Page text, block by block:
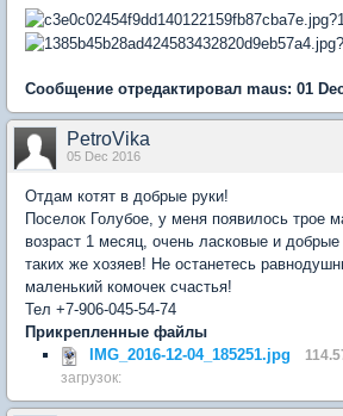
Сообщение отредактировал maus: 01
PetroVika
05 Dec 2016
Отдам котят в добрые руки!
Поселок Голубое, у меня появилось трое
возраст 1 месяц, очень ласковые и
таких же хозяев! Не останетесь
маленький комочек счастья!
Тел +7-906-045-54-74
Прикрепленные файлы
IMG_2016-12-04_185251.jpg
загрузок: